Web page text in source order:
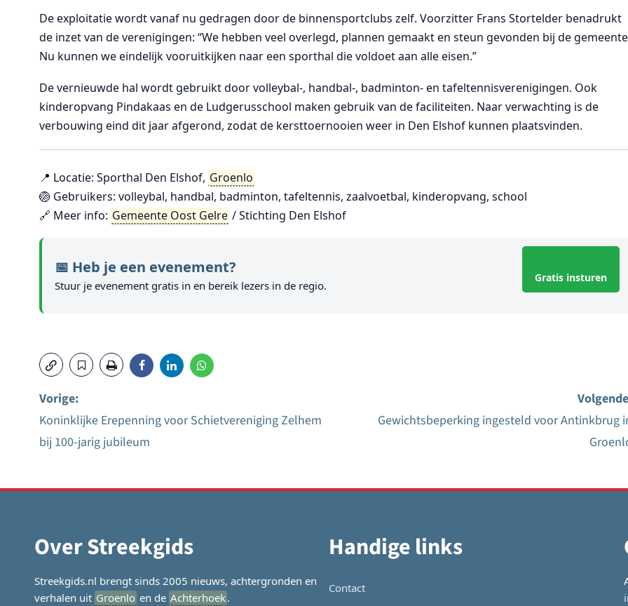
De exploitatie wordt vanaf nu gedragen door de binnensportclubs zelf. Voorzitter Frans Stortelder benadrukt
de inzet van de verenigingen: “We hebben veel overlegd, plannen gemaakt en steun gevonden bij de
Nu kunnen we eindelijk vooruitkijken naar een sporthal die voldoet aan alle eisen.”
De vernieuwde hal wordt gebruikt door volleybal-, handbal-, badminton- en tafeltennisverenigingen. Ook
kinderopvang Pindakaas en de Ludgerusschool maken gebruik van de faciliteiten. Naar verwachting is de
verbouwing eind dit jaar afgerond, zodat de kersttoernooien weer in Den Elshof kunnen plaatsvinden.
📍 Locatie: Sporthal Den Elshof, Groenlo
🏐 Gebruikers: volleybal, handbal, badminton, tafeltennis, zaalvoetbal, kinderopvang, school
🔗 Meer info: Gemeente Oost Gelre / Stichting Den Elshof
📅 Heb je een evenement?
Stuur je evenement gratis in en bereik lezers in de regio.
Gratis insturen
Bericht
Vorige:
Koninklijke Erepenning voor Schietvereniging Zelhem
bij 100-jarig jubileum
Gewichtsbeperking ingesteld voor Antinkbrug
Over Streekgids
Streekgids.nl brengt sinds 2005 nieuws, achtergronden en
verhalen uit Groenlo en de Achterhoek.
Handige links
Contact